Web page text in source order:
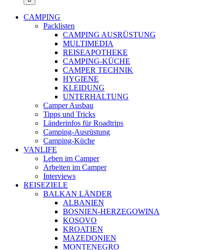
CAMPING
Packlisten
CAMPING AUSRÜSTUNG
MULTIMEDIA
REISEAPOTHEKE
CAMPING-KÜCHE
CAMPER TECHNIK
HYGIENE
KLEIDUNG
UNTERHALTUNG
Camper Ausbau
Tipps und Tricks
Länderinfos für Roadtrips
Camping-Ausrüstung
Camping-Küche
VANLIFE
Leben im Camper
Arbeiten im Camper
Interviews
REISEZIELE
BALKAN LÄNDER
ALBANIEN
BOSNIEN-HERZEGOWINA
KOSOVO
KROATIEN
MAZEDONIEN
MONTENEGRO